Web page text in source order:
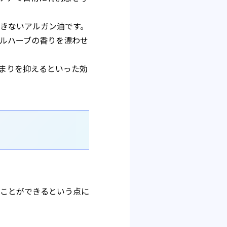
いアルガン油です。
ハーブの香りを漂わせ
りを抑えるといった効
とができるという点に